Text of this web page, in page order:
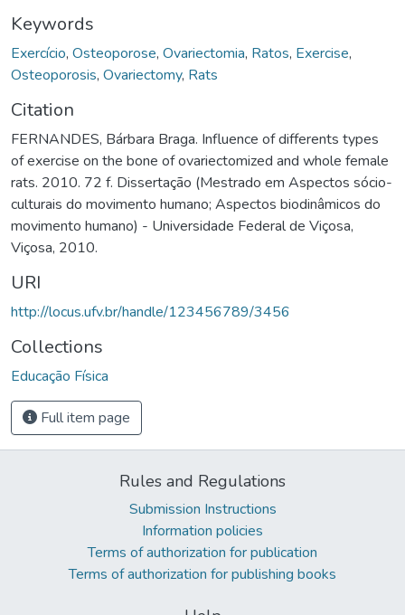
Keywords
Exercício, Osteoporose, Ovariectomia, Ratos, Exercise,
Osteoporosis, Ovariectomy, Rats
Citation
FERNANDES, Bárbara Braga. Influence of differents types
of exercise on the bone of ovariectomized and whole female
rats. 2010. 72 f. Dissertação (Mestrado em Aspectos sócio-
culturais do movimento humano; Aspectos biodinâmicos do
movimento humano) - Universidade Federal de Viçosa,
Viçosa, 2010.
URI
http://locus.ufv.br/handle/123456789/3456
Collections
Educação Física
Full item page
Rules and Regulations
Submission Instructions
Information policies
Terms of authorization for publication
Terms of authorization for publishing books